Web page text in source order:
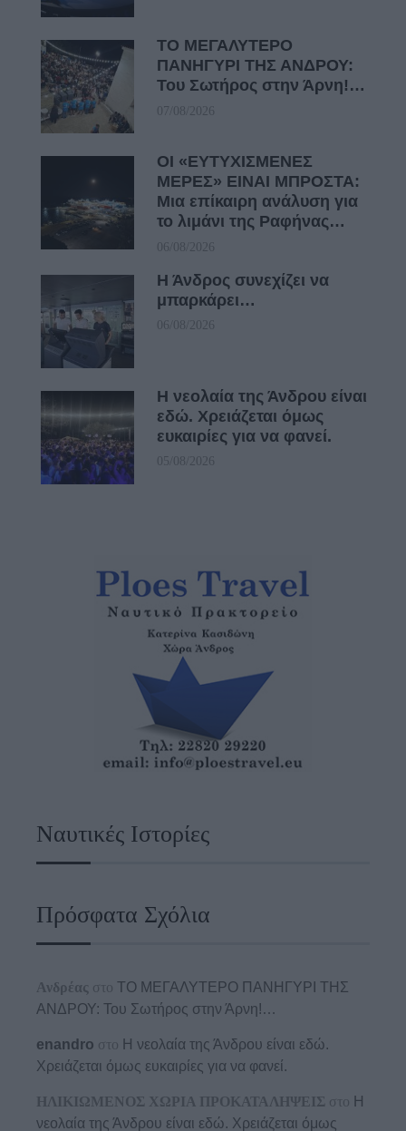
ΤΟ ΜΕΓΑΛΥΤΕΡΟ
ΠΑΝΗΓΥΡΙ ΤΗΣ ΑΝΔΡΟΥ:
Του Σωτήρος στην Άρνη!…
07/08/2026
ΟΙ «ΕΥΤΥΧΙΣΜΕΝΕΣ
ΜΕΡΕΣ» ΕΙΝΑΙ ΜΠΡΟΣΤΑ:
Μια επίκαιρη ανάλυση για
το λιμάνι της Ραφήνας…
06/08/2026
Η Άνδρος συνεχίζει να
μπαρκάρει…
06/08/2026
Η νεολαία της Άνδρου είναι
εδώ. Χρειάζεται όμως
ευκαιρίες για να φανεί.
05/08/2026
Ναυτικές Ιστορίες
Πρόσφατα Σχόλια
Ανδρέας στο ΤΟ ΜΕΓΑΛΥΤΕΡΟ ΠΑΝΗΓΥΡΙ ΤΗΣ
ΑΝΔΡΟΥ: Του Σωτήρος στην Άρνη!…
enandro στο Η νεολαία της Άνδρου είναι εδώ.
Χρειάζεται όμως ευκαιρίες για να φανεί.
ΗΛΙΚΙΩΜΕΝΟΣ ΧΩΡΙΑ ΠΡΟΚΑΤΑΛΗΨΕΙΣ στο Η
νεολαία της Άνδρου είναι εδώ. Χρειάζεται όμως